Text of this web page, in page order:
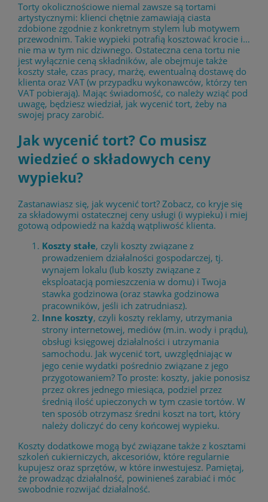
Torty okolicznościowe niemal zawsze są tortami
artystycznymi: klienci chętnie zamawiają ciasta
zdobione zgodnie z konkretnym stylem lub motywem
przewodnim. Takie wypieki potrafią kosztować krocie i…
nie ma w tym nic dziwnego. Ostateczna cena tortu nie
jest wyłącznie ceną składników, ale obejmuje także
koszty stałe, czas pracy, marżę, ewentualną dostawę do
klienta oraz VAT (w przypadku wykonawców, którzy ten
VAT pobierają). Mając świadomość, co należy wziąć pod
uwagę, będziesz wiedział, jak wycenić tort, żeby na
swojej pracy zarobić.
Jak wycenić tort? Co musisz
wiedzieć o składowych ceny
wypieku?
Zastanawiasz się, jak wycenić tort? Zobacz, co kryje się
za składowymi ostatecznej ceny usługi (i wypieku) i miej
gotową odpowiedź na każdą wątpliwość klienta.
Koszty stałe, czyli koszty związane z
prowadzeniem działalności gospodarczej, tj.
wynajem lokalu (lub koszty związane z
eksploatacją pomieszczenia w domu) i Twoja
stawka godzinowa (oraz stawka godzinowa
pracowników, jeśli ich zatrudniasz).
Inne koszty, czyli koszty reklamy, utrzymania
strony internetowej, mediów (m.in. wody i prądu),
obsługi księgowej działalności i utrzymania
samochodu. Jak wycenić tort, uwzględniając w
jego cenie wydatki pośrednio związane z jego
przygotowaniem? To proste: koszty, jakie ponosisz
przez okres jednego miesiąca, podziel przez
średnią ilość upieczonych w tym czasie tortów. W
ten sposób otrzymasz średni koszt na tort, który
należy doliczyć do ceny końcowej wypieku.
Koszty dodatkowe mogą być związane także z kosztami
szkoleń cukierniczych, akcesoriów, które regularnie
kupujesz oraz sprzętów, w które inwestujesz. Pamiętaj,
że prowadząc działalność, powinieneś zarabiać i móc
swobodnie rozwijać działalność.